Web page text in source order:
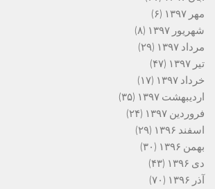
مهر ۱۳۹۷
(۶)
شهریور ۱۳۹۷
(۸)
مرداد ۱۳۹۷
(۲۹)
تیر ۱۳۹۷
(۴۷)
خرداد ۱۳۹۷
(۱۷)
اردیبهشت ۱۳۹۷
(۳۵)
فروردین ۱۳۹۷
(۲۴)
اسفند ۱۳۹۶
(۲۹)
بهمن ۱۳۹۶
(۳۰)
دی ۱۳۹۶
(۴۳)
آذر ۱۳۹۶
(۷۰)